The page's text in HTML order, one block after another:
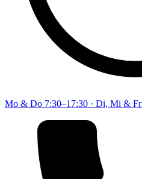
Mo & Do 7:30–17:30 · Di, Mi & Fr